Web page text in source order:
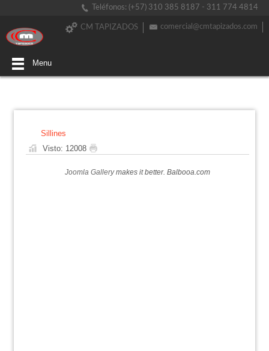
Teléfonos: (+57) 310 385 8187 - 311 774 4814
comercial@cmtapizados.com
CM TAPIZADOS
Menu
Sillines
Visto: 12008
Joomla Gallerymakes it better. Balbooa.com